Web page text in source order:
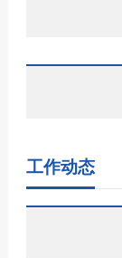
工作动态